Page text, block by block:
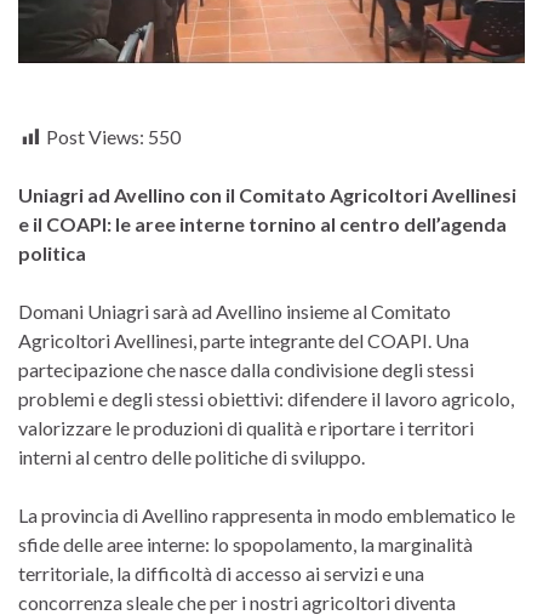
Post Views: 550
Uniagri ad Avellino con il Comitato Agricoltori Avellinesi
e il COAPI: le aree interne tornino al centro dell’agenda
politica
Domani Uniagri sarà ad Avellino insieme al Comitato
Agricoltori Avellinesi, parte integrante del COAPI. Una
partecipazione che nasce dalla condivisione degli stessi
problemi e degli stessi obiettivi: difendere il lavoro agricolo,
valorizzare le produzioni di qualità e riportare i territori
interni al centro delle politiche di sviluppo.
La provincia di Avellino rappresenta in modo emblematico le
sfide delle aree interne: lo spopolamento, la marginalità
territoriale, la difficoltà di accesso ai servizi e una
concorrenza sleale che per i nostri agricoltori diventa